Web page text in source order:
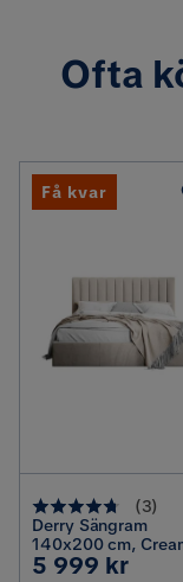
Ofta
(3)
Derry Sängram
140x200 cm,
Pris
5 999 kr
Få kvar